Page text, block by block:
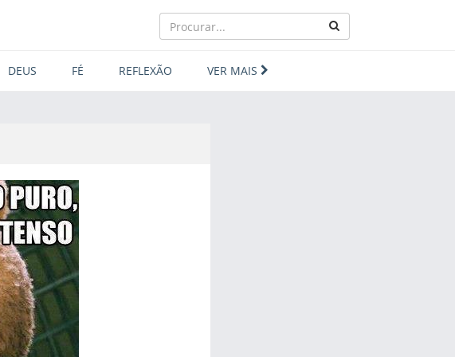
DEUS FÉ REFLEXÃO VER MAIS